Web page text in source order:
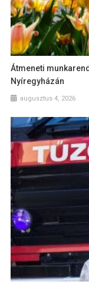
Átmeneti
Nyíregyházán
augusztus 4, 2026